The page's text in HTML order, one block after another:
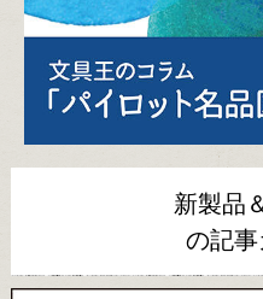
新製品
の記事